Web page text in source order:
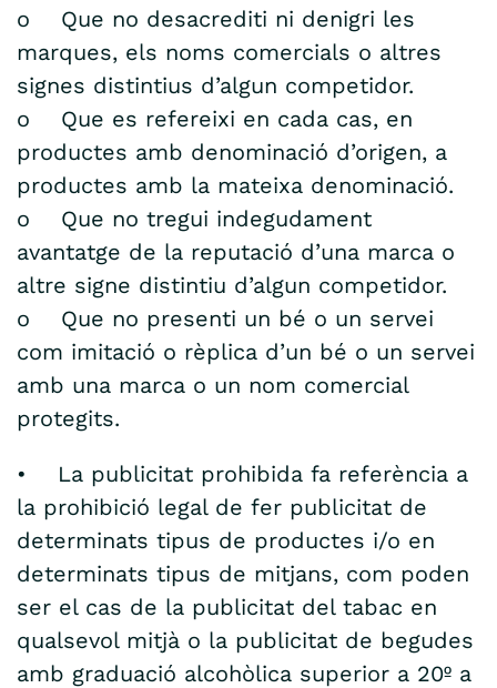
o Que no desacrediti ni denigri les
marques, els noms comercials o altres
signes distintius d’algun competidor.
o Que es refereixi en cada cas, en
productes amb denominació d’origen, a
productes amb la mateixa denominació.
o Que no tregui indegudament
avantatge de la reputació d’una marca o
altre signe distintiu d’algun competidor.
o Que no presenti un bé o un servei
com imitació o rèplica d’un bé o un servei
amb una marca o un nom comercial
protegits.
• La publicitat prohibida fa referència a
la prohibició legal de fer publicitat de
determinats tipus de productes i/o en
determinats tipus de mitjans, com poden
ser el cas de la publicitat del tabac en
qualsevol mitjà o la publicitat de begudes
amb graduació alcohòlica superior a 20º a